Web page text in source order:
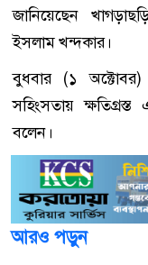
জানিয়েছেন
ইসলাম খন্দকার।
বুধবার (১ অক্টোবর)
সহিংসতায়
বলেন।
আরও পড়ুন